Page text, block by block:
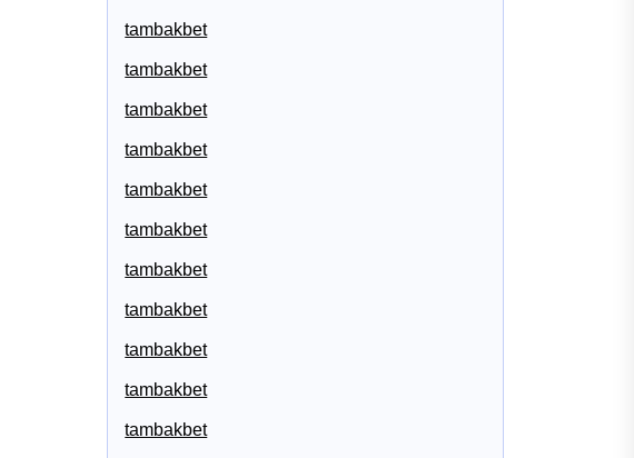
tambakbet
tambakbet
tambakbet
tambakbet
tambakbet
tambakbet
tambakbet
tambakbet
tambakbet
tambakbet
tambakbet